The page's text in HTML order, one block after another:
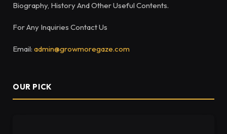
Biography, History And Other Useful Contents.
For Any Inquiries Contact Us
Email: admin@growmoregaze.com
OUR PICK